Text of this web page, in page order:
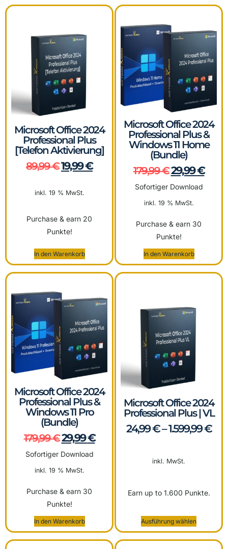
Microsoft Office 2024
Professional Plus
[Telefon Aktivierung]
89,99€19,99€
inkl. 19 % MwSt.
Purchase & earn 20
Punkte!
In den Warenkorb
Microsoft Office 2024
Professional Plus &
Windows 11 Home
(Bundle)
179,99€29,99€
Sofortiger Download
inkl. 19 % MwSt.
Purchase & earn 30
Punkte!
In den Warenkorb
Microsoft Office 2024
Professional Plus &
Windows 11 Pro
(Bundle)
179,99€29,99€
Sofortiger Download
inkl. 19 % MwSt.
Purchase & earn 30
Punkte!
In den Warenkorb
Microsoft Office 2024
Professional Plus | VL
24,99€–1.599,99€
inkl. MwSt.
Earn up to 1.600 Punkte.
Ausführung wählen